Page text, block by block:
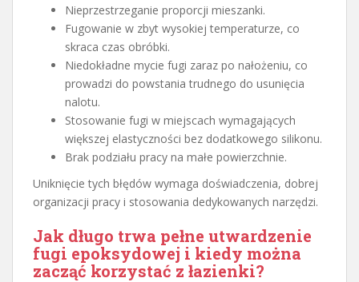
Nieprzestrzeganie proporcji mieszanki.
Fugowanie w zbyt wysokiej temperaturze, co
skraca czas obróbki.
Niedokładne mycie fugi zaraz po nałożeniu, co
prowadzi do powstania trudnego do usunięcia
nalotu.
Stosowanie fugi w miejscach wymagających
większej elastyczności bez dodatkowego silikonu.
Brak podziału pracy na małe powierzchnie.
Uniknięcie tych błędów wymaga doświadczenia, dobrej
organizacji pracy i stosowania dedykowanych narzędzi.
Jak długo trwa pełne utwardzenie
fugi epoksydowej i kiedy można
zacząć korzystać z łazienki?